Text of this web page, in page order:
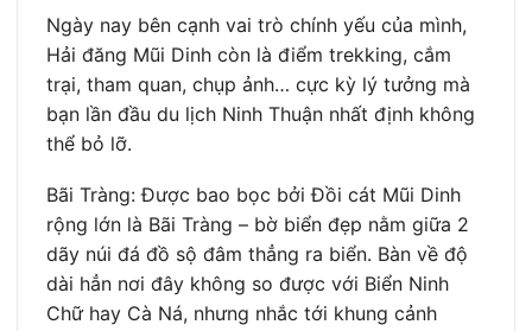
Ngày nay bên cạnh vai trò chính yếu của mình,
Hải đăng Mũi Dinh còn là điểm trekking, cắm
trại, tham quan, chụp ảnh… cực kỳ lý tưởng mà
bạn lần đầu du lịch Ninh Thuận nhất định không
thể bỏ lỡ.
Bãi Tràng: Được bao bọc bởi Đồi cát Mũi Dinh
rộng lớn là Bãi Tràng – bờ biển đẹp nằm giữa 2
dãy núi đá đồ sộ đâm thẳng ra biển. Bàn về độ
dài hẳn nơi đây không so được với Biển Ninh
Chữ hay Cà Ná, nhưng nhắc tới khung cảnh